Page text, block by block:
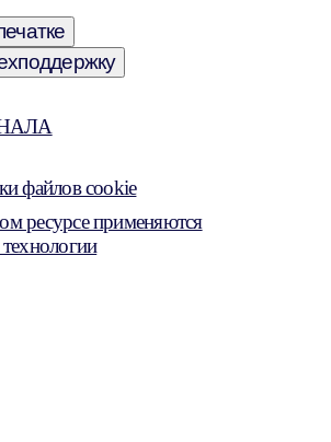
файлов cookie
ресурсе применяются